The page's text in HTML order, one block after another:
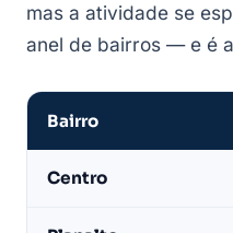
mas a atividade se
anel de bairros — e é
Bairro
Centro